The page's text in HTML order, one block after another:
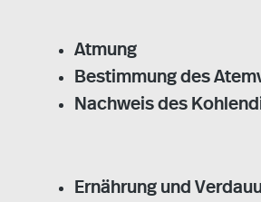
Atmung
Bestimmung des
Nachweis des
Ernährung und